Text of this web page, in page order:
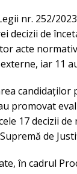
nr. 252/
decizii de
acte
iar 11
promovat
17 decizii
de
în cadrul